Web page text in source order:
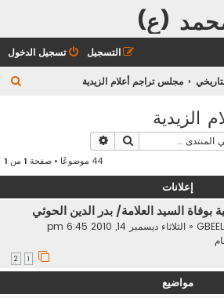
(ع)
تسجيل الدخول التسجيل
مجلس تراجم أعلام الزيدية
الزيدية
بحث
44 موضوعًا • صفحة 1 من 1
إعلانات
بوفاة السيد العلامة/ بدر الدين الحوثي
« الثلاثاء ديسمبر 14, 2010 6:45 pm
1
2
مواضيع